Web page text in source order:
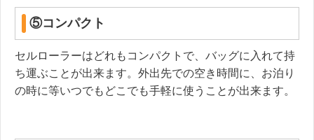
⑤コンパクト
セルローラーはどれもコンパクトで、バッグに入れて持
ち運ぶことが出来ます。外出先での空き時間に、お泊り
の時に等いつでもどこでも手軽に使うことが出来ます。